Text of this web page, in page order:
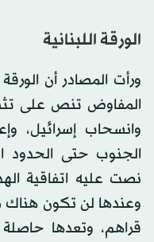
الورقة اللبنانية
ورأت المصادر أن
المفاوض تنص على
وانسحاب إسرائيل،
الجنوب حتى الحدود
وعندها لن تكون هناك
قراهم، وتعدها حاصلة